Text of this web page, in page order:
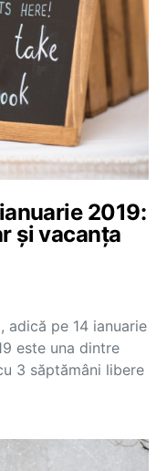
2019:
și vacanța
adică pe 14 ianuarie
este una dintre
3 săptămâni libere